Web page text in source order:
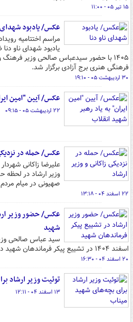
۱۵ تیر ۰۵ - ۱۱:۰۰
عکس/ یادبود شهدای
مراسم اختتامیه
۱۴۰۵ با حضور سیدعباس صالحی وزیر
فرهنگی هنری برج آزادی برگزار شد.
۳۰ اردیبهشت ۰۵ - ۱۹:۱۰
عکس/ آیین "امین
۲۲ اردیبهشت ۰۵ - ۰۹:۱۵
عکس/ حمله در
علیرضا زاکانی
وزیر ارشاد در لحظه
صهیونی در میام
۲۲ اسفند ۰۴ - ۱۳:۱۸
عکس/ حضور وزیر
شهید
اسفند ۱۴۰۴ در تشییع پیکر فرماندهان شهید در تهران حضور پیدا کرد.
۲۰ اسفند ۰۴ - ۱۶:۳۰
توئیت وزیر ارشاد
۱۳ اسفند ۰۴ - ۱۲:۱۱